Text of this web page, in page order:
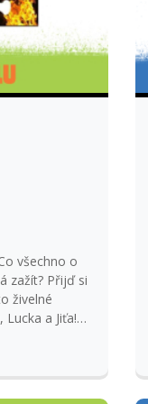
všechno o
zažít? Přijď si
živelné
a Jiťa!